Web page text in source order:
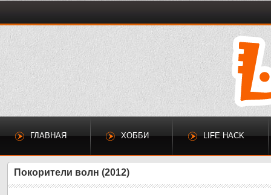
ГЛАВНАЯ ХОББИ LIFE HACK
Покорители волн (2012)